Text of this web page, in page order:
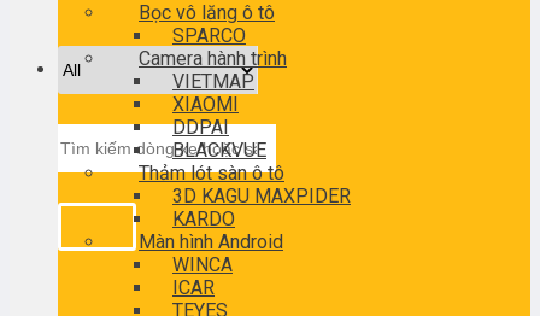
kiếm:
Bọc vô lăng ô tô
SPARCO
Camera hành trình
VIETMAP
XIAOMI
DDPAI
BLACKVUE
Thảm lót sàn ô tô
3D KAGU MAXPIDER
KARDO
Màn hình Android
WINCA
ICAR
TEYES